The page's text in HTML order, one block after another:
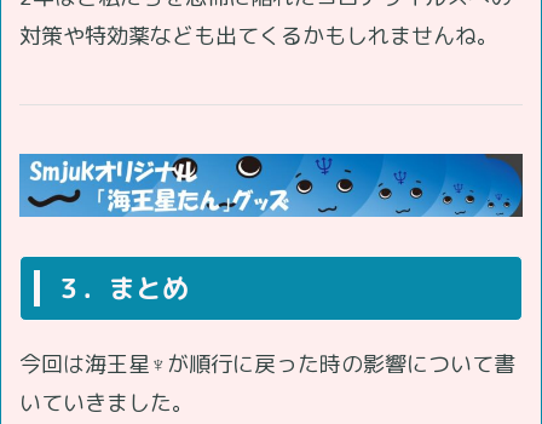
対策や特効薬なども出てくるかもしれませんね。
３．まとめ
今回は海王星♆が順行に戻った時の影響について書
いていきました。